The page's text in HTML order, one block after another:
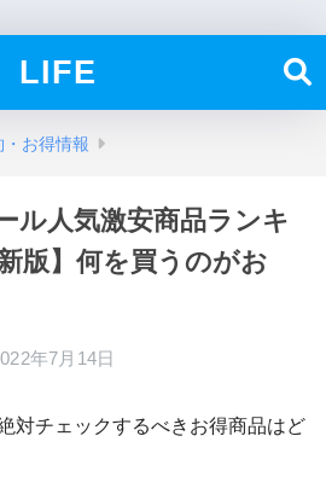
LIFE
お得情報
ル人気激安商品ランキ
版】何を買うのがお
年7月14日
対チェックするべきお得商品はど